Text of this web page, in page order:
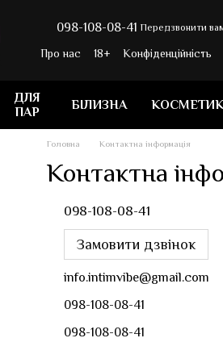
098-108-08-41 Передзвонити
Про нас 18+ Конфіденційність
ДЛЯ
ПАР
БІЛИЗНА
Головна Контактна інформація
Контактна
098-108-08-41
Замовити дзвінок
info.intimvibe@gmail.com
098-108-08-41
098-108-08-41